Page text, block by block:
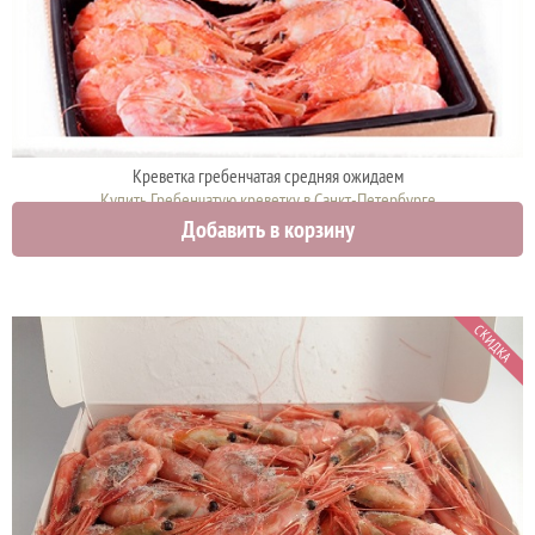
Креветка гребенчатая средняя ожидаем
Купить Гребенчатую креветку в Санкт-Петербурге
0 руб.
Добавить в корзину
СКИДКА